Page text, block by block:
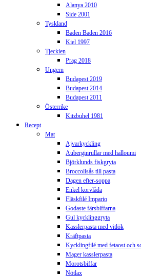
Alanya 2010
Side 2001
Tyskland
Baden Baden 2016
Kiel 1997
Tjeckien
Prag 2018
Ungern
Budapest 2019
Budapest 2014
Budapest 2011
Österrike
Kitzbuhel 1981
Recept
Mat
Ajvarkyckling
Auberginrullar med halloumi
Björklunds fiskgryta
Broccolisås till pasta
Dagen efter-soppa
Enkel korvlåda
Fläskfilé Impario
Godaste färsbiffarna
Gul kycklinggryta
Kasslerpasta med vitlök
Kräftpasta
Kycklingfilé med fetaost och
Mager kasslerpasta
Morotsbiffar
Nötlax